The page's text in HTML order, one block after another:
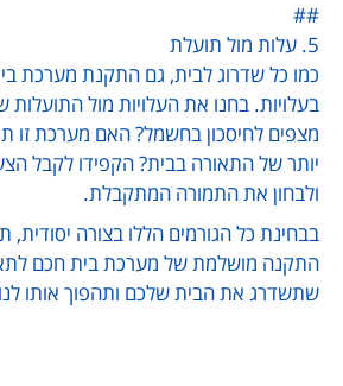
##
5. עלות מול תועלת
כמו כל שדרוג לבית, גם התקנת מערכת
בעלויות. בחנו את העלויות מול
מצפים לחיסכון בחשמל? האם מערכת זו
יותר של התאורה בבית? הקפידו לקבל
ולבחון את התמורה המתקבלת.
בבחינת כל הגורמים הללו בצורה יסודית,
התקנה מושלמת של מערכת בית חכם
שתשדרג את הבית שלכם ותהפוך אותו